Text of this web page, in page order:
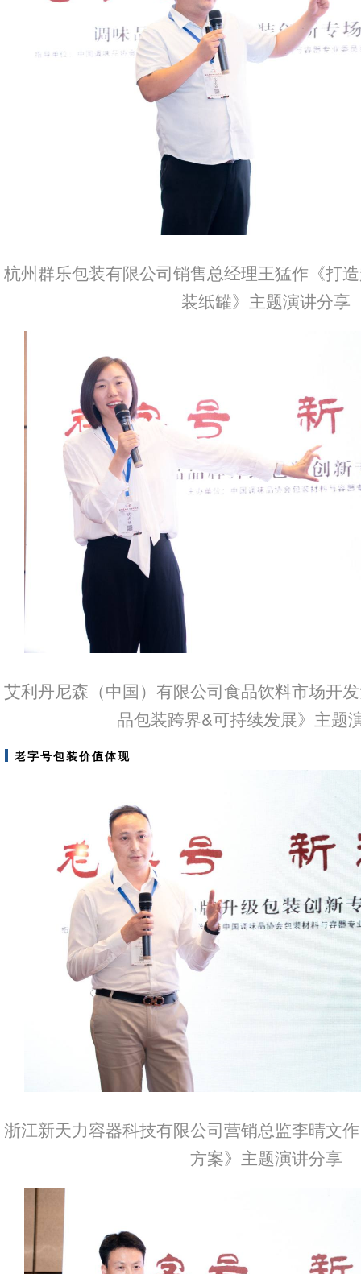
杭州群乐包装有限公司销售总经理王猛作《打
装纸罐》主题演讲分享
艾利丹尼森（中国）有限公司食品饮料市场开
品包装跨界&可持续发展》主题
老字号包装价值体现
浙江新天力容器科技有限公司营销总监李晴文
方案》主题演讲分享